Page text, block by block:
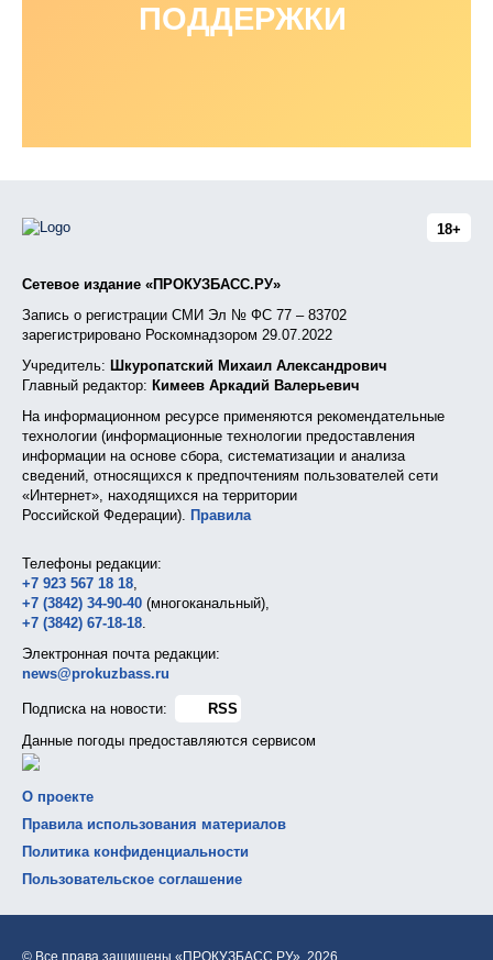
ПОДДЕРЖКИ
18+
Сетевое издание «ПРОКУЗБАСС.РУ»
Запись о регистрации СМИ Эл № ФС 77 – 83702
зарегистрировано Роскомнадзором 29.07.2022
Учредитель: Шкуропатский Михаил Александрович
Главный редактор: Кимеев Аркадий Валерьевич
На информационном ресурсе применяются рекомендательные
технологии (информационные технологии предоставления
информации на основе сбора, систематизации и анализа
сведений, относящихся к предпочтениям пользователей сети
«Интернет», находящихся на территории
Российской Федерации). Правила
Телефоны редакции:
+7 923 567 18 18,
+7 (3842) 34-90-40 (многоканальный),
+7 (3842) 67-18-18.
Электронная почта редакции:
news@prokuzbass.ru
Подписка на новости:
RSS
Данные погоды предоставляются сервисом
О проекте
Правила использования материалов
Политика конфиденциальности
Пользовательское соглашение
© Все права защищены «ПРОКУЗБАСС.РУ», 2026.